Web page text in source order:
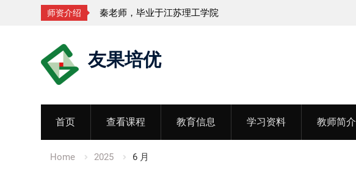
师资介绍
秦老师，毕业于江苏理工学院
友果培优
首页 查看课程 教育信息 学习资料 教师简介
Home 2025 6 月